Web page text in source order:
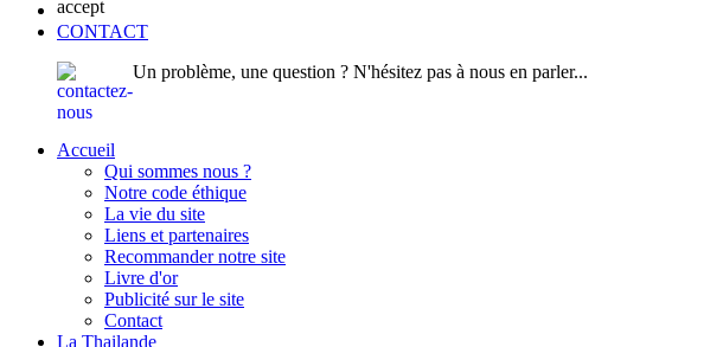
CONTACT
Un problème, une question ? N'hésitez pas à nous en parler...
Accueil
Qui sommes nous ?
Notre code éthique
La vie du site
Liens et partenaires
Recommander notre site
Livre d'or
Publicité sur le site
Contact
La Thailande